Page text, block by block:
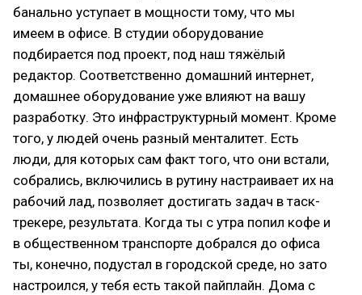
банально уступает в мощности тому, что мы
имеем в офисе. В студии оборудование
подбирается под проект, под наш тяжёлый
редактор. Соответственно домашний интернет,
домашнее оборудование уже влияют на вашу
разработку. Это инфраструктурный момент. Кроме
того, у людей очень разный менталитет. Есть
люди, для которых сам факт того, что они встали,
собрались, включились в рутину настраивает их на
рабочий лад, позволяет достигать задач в таск-
трекере, результата. Когда ты с утра попил кофе и
в общественном транспорте добрался до офиса
ты, конечно, подустал в городской среде, но зато
настроился, у тебя есть такой пайплайн. Дома с